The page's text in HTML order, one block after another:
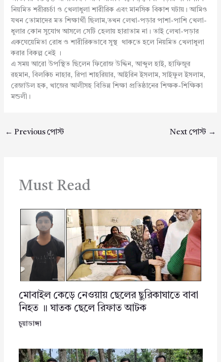
নিয়মিত শরীরচর্চা ও খেলাধুলা শারীরিক এবং মানসিক বিকাশ ঘটায়। আমিও
যখন তোমাদের মত শিক্ষার্থী ছিলাম,তখন লেখা-পড়ার পাশা-পাশি খেলা-
ধুলার কোন সুযোগ আসলে সেটি হেলায় হারাতাম না। তাই লেখা-পড়ার
একঘেয়েমিতা রোধ ও শারীরিকভাবে সুস্থ থাকতে হলে নিয়মিত খেলাধুলা
করার বিকল্প নেই ।
এ সময় আরো উপস্থিত ছিলেন ফিরোজ উদ্দিন, আব্দুল হাই, হাফিজুর
রহমান, বিলকিচ নাহার, রিপা শাহরিয়ার, আইরিন ইসলাম, সাইফুল ইসলাম,
রেজাউল হক, খাজের আলীসহ বিভিন্ন শিক্ষা প্রতিষ্ঠানের শিক্ষক-শিক্ষিকা
মন্ডলী।
← Previous পোস্ট Next পোস্ট →
Must Read
মোবাইল কেড়ে নেওয়ায় ছেলের ছুরিকাঘাতে বাবা
নিহত ॥ ঘাতক ছেলে রিফাত আটক
চুয়াডাঙ্গা